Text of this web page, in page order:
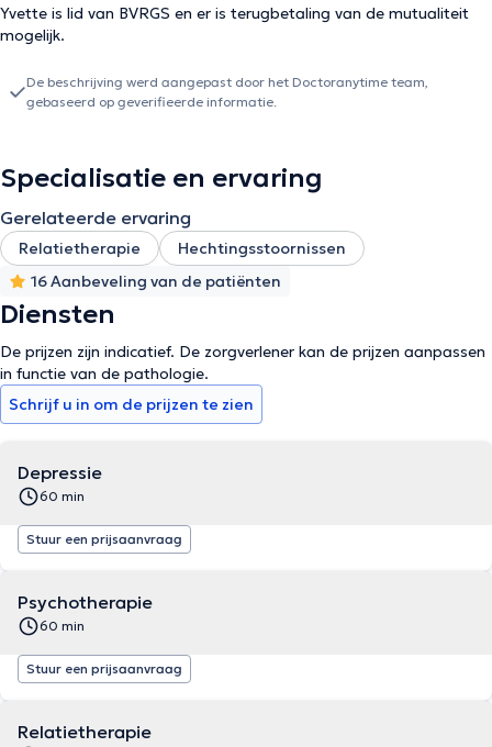
Yvette is lid van BVRGS en er is terugbetaling van de mutualiteit
mogelijk.
De beschrijving werd aangepast door het Doctoranytime team,
gebaseerd op geverifieerde informatie.
Specialisatie en ervaring
Gerelateerde ervaring
Relatietherapie
Hechtingsstoornissen
16 Aanbeveling van de patiënten
Diensten
De prijzen zijn indicatief. De zorgverlener kan de prijzen aanpassen
in functie van de pathologie.
Schrijf u in om de prijzen te zien
Depressie
60 min
Stuur een prijsaanvraag
Psychotherapie
60 min
Stuur een prijsaanvraag
Relatietherapie